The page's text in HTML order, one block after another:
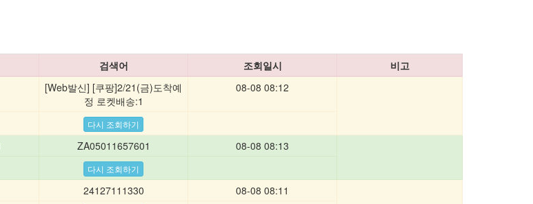
검색어 조회일시
비고
[Web발신] [쿠팡]2/21(금)도착예
정 로켓배송:1
08-08 08:12
ZA05011657601
08-08 08:13
24127111330
08-08 08:11